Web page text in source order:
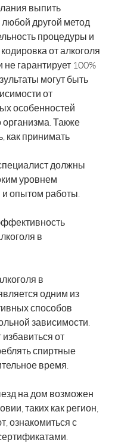
выпить
любой другой метод
процедуры и
от алкоголя
не гарантирует 100%
могут быть
от
особенностей
организма. Также
как принимать
должны
уровнем
опытом работы.
в
в
одним из
способов
зависимости.
от
спиртные
время.
на дом возможен
таких как регион,
ознакомиться с